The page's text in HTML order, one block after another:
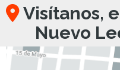
Visítanos,
Nuevo